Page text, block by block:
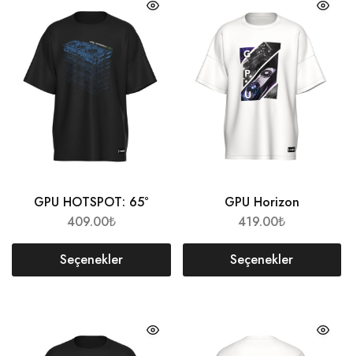
GPU HOTSPOT: 65°
409.00₺
Seçenekler
GPU Horizon
419.00₺
Seçenekler